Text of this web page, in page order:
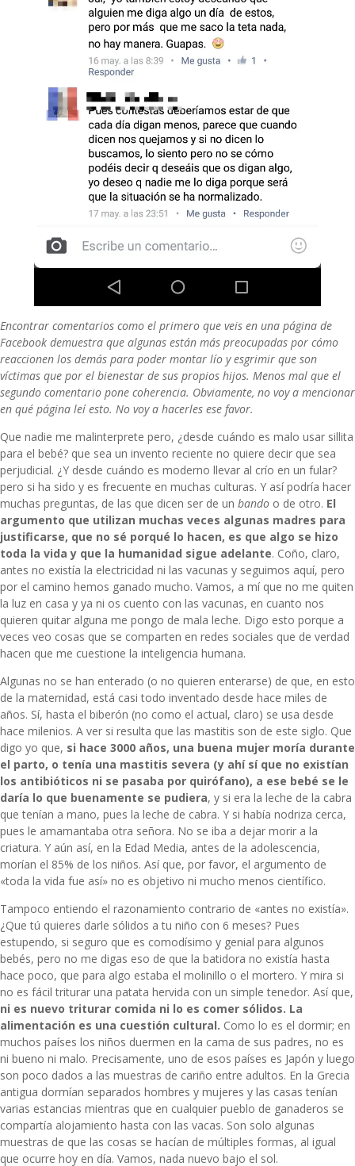
Encontrar comentarios como el primero que veis en una página de
Facebook demuestra que algunas están más preocupadas por cómo
reaccionen los demás para poder montar lío y esgrimir que son
víctimas que por el bienestar de sus propios hijos. Menos mal que el
segundo comentario pone coherencia. Obviamente, no voy a mencionar
en qué página leí esto. No voy a hacerles ese favor.
Que nadie me malinterprete pero, ¿desde cuándo es malo usar sillita
para el bebé? que sea un invento reciente no quiere decir que sea
perjudicial. ¿Y desde cuándo es moderno llevar al crío en un fular?
pero si ha sido y es frecuente en muchas culturas. Y así podría hacer
muchas preguntas, de las que dicen ser de un bando o de otro. El
argumento que utilizan muchas veces algunas madres para
justificarse, que no sé porqué lo hacen, es que algo se hizo
toda la vida y que la humanidad sigue adelante. Coño, claro,
antes no existía la electricidad ni las vacunas y seguimos aquí, pero
por el camino hemos ganado mucho. Vamos, a mí que no me quiten
la luz en casa y ya ni os cuento con las vacunas, en cuanto nos
quieren quitar alguna me pongo de mala leche. Digo esto porque a
veces veo cosas que se comparten en redes sociales que de verdad
hacen que me cuestione la inteligencia humana.
Algunas no se han enterado (o no quieren enterarse) de que, en esto
de la maternidad, está casi todo inventado desde hace miles de
años. Sí, hasta el biberón (no como el actual, claro) se usa desde
hace milenios. A ver si resulta que las mastitis son de este siglo. Que
digo yo que, si hace 3000 años, una buena mujer moría durante
el parto, o tenía una mastitis severa (y ahí sí que no existían
los antibióticos ni se pasaba por quirófano), a ese bebé se le
daría lo que buenamente se pudiera, y si era la leche de la cabra
que tenían a mano, pues la leche de cabra. Y si había nodriza cerca,
pues le amamantaba otra señora. No se iba a dejar morir a la
criatura. Y aún así, en la Edad Media, antes de la adolescencia,
morían el 85% de los niños. Así que, por favor, el argumento de
«toda la vida fue así» no es objetivo ni mucho menos científico.
Tampoco entiendo el razonamiento contrario de «antes no existía».
¿Que tú quieres darle sólidos a tu niño con 6 meses? Pues
estupendo, si seguro que es comodísimo y genial para algunos
bebés, pero no me digas eso de que la batidora no existía hasta
hace poco, que para algo estaba el molinillo o el mortero. Y mira si
no es fácil triturar una patata hervida con un simple tenedor. Así que,
ni es nuevo triturar comida ni lo es comer sólidos. La
alimentación es una cuestión cultural. Como lo es el dormir; en
muchos países los niños duermen en la cama de sus padres, no es
ni bueno ni malo. Precisamente, uno de esos países es Japón y luego
son poco dados a las muestras de cariño entre adultos. En la Grecia
antigua dormían separados hombres y mujeres y las casas tenían
varias estancias mientras que en cualquier pueblo de ganaderos se
compartía alojamiento hasta con las vacas. Son solo algunas
muestras de que las cosas se hacían de múltiples formas, al igual
que ocurre hoy en día. Vamos, nada nuevo bajo el sol.